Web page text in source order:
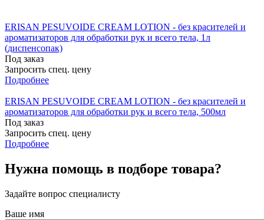
ERISAN PESUVOIDE CREAM LOTION - без красителей и
ароматизаторов для обработки рук и всего тела, 1л
(диспенсопак)
Под заказ
Запросить спец. цену
Подробнее
ERISAN PESUVOIDE CREAM LOTION - без красителей и
ароматизаторов для обработки рук и всего тела, 500мл
Под заказ
Запросить спец. цену
Подробнее
Нужна помощь в подборе товара?
Задайте вопрос специалисту
Ваше имя